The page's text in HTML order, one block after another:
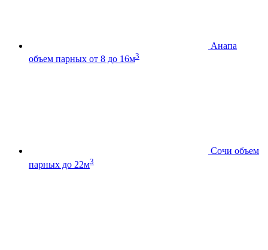
Анапа
объем парных от 8 до 16м3
Сочи объем
парных до 22м3